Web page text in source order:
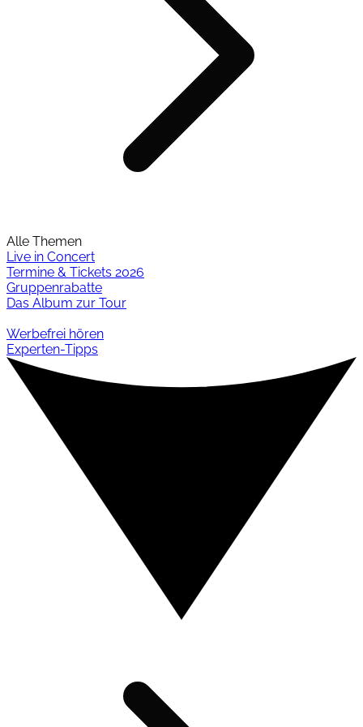
Alle Themen
Live in Concert
Termine & Tickets 2026
Gruppenrabatte
Das Album zur Tour
Werbefrei hören
Experten-Tipps